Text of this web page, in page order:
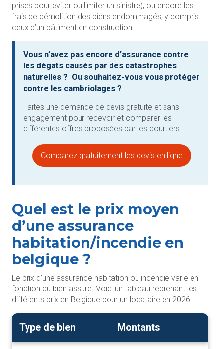
prises pour éviter ou limiter un sinistre), ou encore les
frais de démolition des biens endommagés, y compris
ceux d’un bâtiment en construction.
Vous n’avez pas encore d’assurance contre
les dégâts causés par des catastrophes
naturelles ? Ou souhaitez-vous vous protéger
contre les cambriolages ?
Faites une demande de devis gratuite et sans
engagement pour recevoir et comparer les
différentes offres proposées par les courtiers.
Comparez gratuitement les devis en ligne
Quel est le prix moyen
d’une assurance
habitation/incendie en
belgique ?
Le prix d’une assurance habitation ou incendie varie en
fonction du bien assuré. Voici un tableau reprenant les
différents prix en Belgique pour un locataire en 2026.
Type de bien Montants